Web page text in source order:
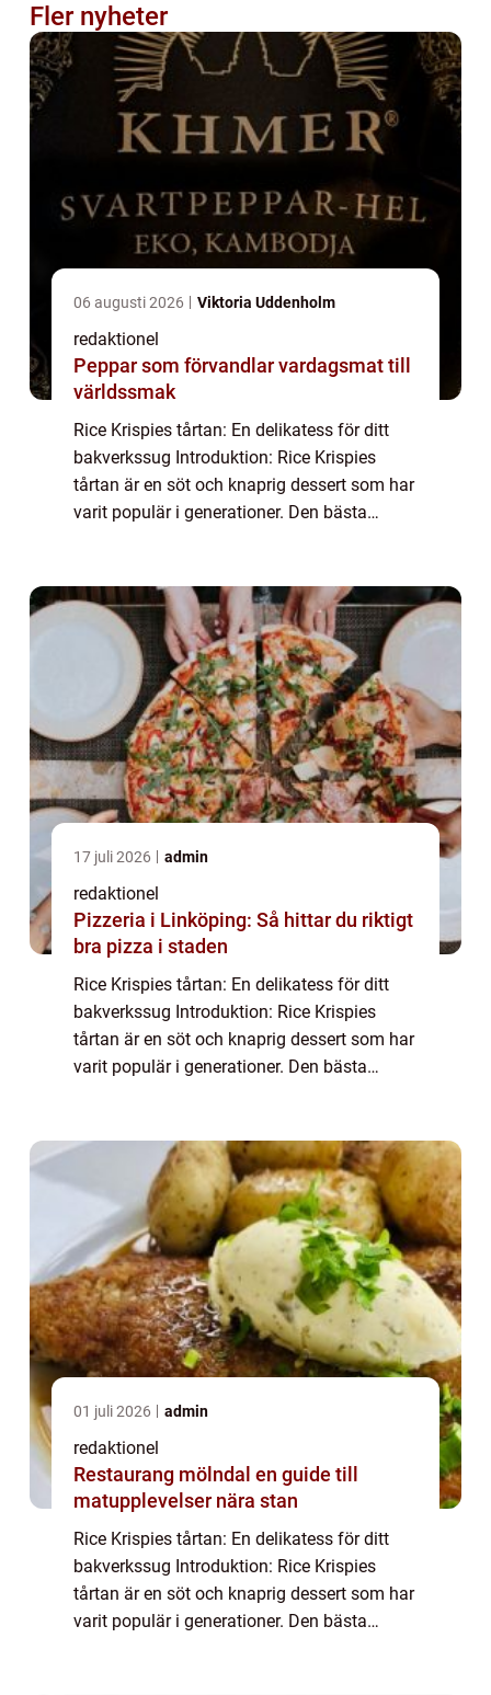
Fler nyheter
06 augusti 2026 Viktoria Uddenholm
redaktionel
Peppar som förvandlar vardagsmat till
världssmak
Rice Krispies tårtan: En delikatess för ditt
bakverkssug Introduktion: Rice Krispies
tårtan är en söt och knaprig dessert som har
varit populär i generationer. Den bästa
17 juli 2026 admin
redaktionel
Pizzeria i Linköping: Så hittar du riktigt
bra pizza i staden
Rice Krispies tårtan: En delikatess för ditt
bakverkssug Introduktion: Rice Krispies
tårtan är en söt och knaprig dessert som har
varit populär i generationer. Den bästa
01 juli 2026 admin
redaktionel
Restaurang mölndal en guide till
matupplevelser nära stan
Rice Krispies tårtan: En delikatess för ditt
bakverkssug Introduktion: Rice Krispies
tårtan är en söt och knaprig dessert som har
varit populär i generationer. Den bästa